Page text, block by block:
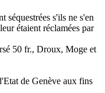
séquestrées s'ils ne s'en
étaient réclamées par
50 fr., Droux, Moge et
de Genève aux fins